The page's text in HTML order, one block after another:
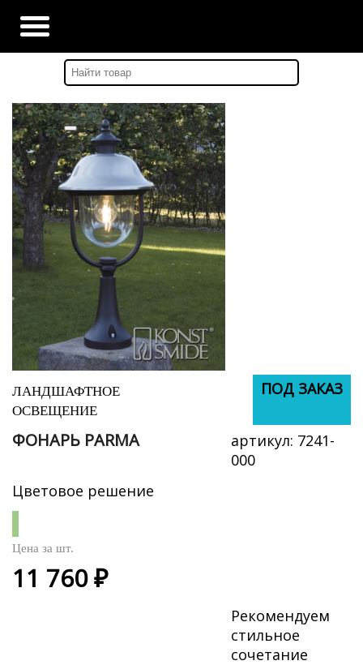
Главная
Каталог
ЛАНДШАФТНОЕ
ОСВЕЩЕНИЕ
ФОНАРЬ PARMA
ПОД ЗАКАЗ
артикул: 7241-
000
Цветовое решение
Рекомендуем
стильное
сочетание
Цена за шт.
11 760 ₽
ПОД ЗАКАЗ